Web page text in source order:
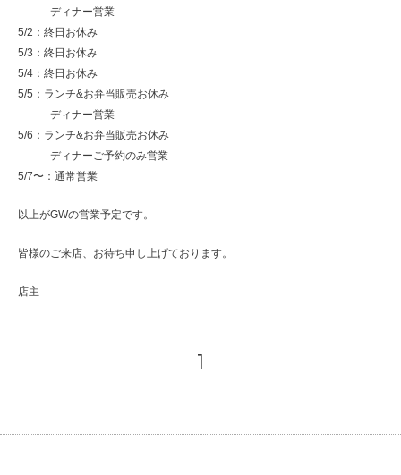
ディナー営業
5/2：終日お休み
5/3：終日お休み
5/4：終日お休み
5/5：ランチ&お弁当販売お休み
ディナー営業
5/6：ランチ&お弁当販売お休み
ディナーご予約のみ営業
5/7〜：通常営業
以上がGWの営業予定です。
皆様のご来店、お待ち申し上げております。
店主
1